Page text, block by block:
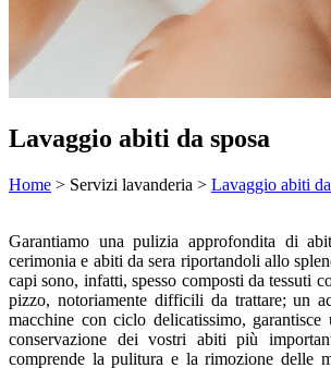
Lavaggio abiti da sposa
Home > Servizi lavanderia > Lavaggio abiti da
Garantiamo una pulizia approfondita di
cerimonia e abiti da sera riportandoli allo
capi sono, infatti, spesso composti da tessuti
pizzo, notoriamente difficili da trattare; un
macchine con ciclo delicatissimo,
conservazione dei vostri abiti più
comprende la pulitura e la rimozione delle